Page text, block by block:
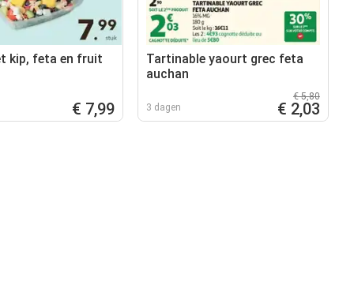
kip, feta en fruit
€ 7,99
Tartinable yaourt grec feta
auchan
3 dagen
€ 5,80
€ 2,03